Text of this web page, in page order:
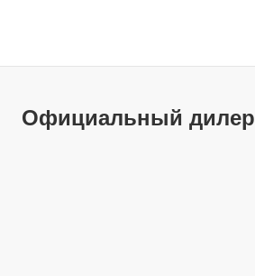
Официальный дилер